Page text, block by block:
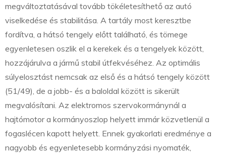
megváltoztatásával tovább tökéletesíthető az autó
viselkedése és stabilitása. A tartály most keresztbe
fordítva, a hátsó tengely előtt található, és tömege
egyenletesen oszlik el a kerekek és a tengelyek között,
hozzájárulva a jármű stabil útfekvéséhez. Az optimális
súlyelosztást nemcsak az első és a hátsó tengely között
(51/49), de a jobb- és a baloldal között is sikerült
megvalósítani. Az elektromos szervokormánynál a
hajtómotor a kormányoszlop helyett immár közvetlenül a
fogaslécen kapott helyett. Ennek gyakorlati eredménye a
nagyobb és egyenletesebb kormányzási nyomaték,